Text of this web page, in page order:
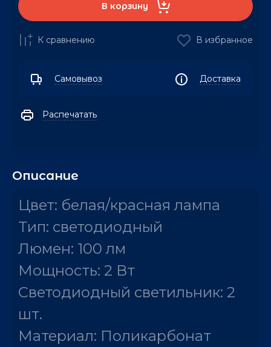
В корзину
К сравнению В избранное
Самовывоз Доставка
Распечатать
Описание
Цвет: белая/красная лампа
Тип: светодиодный
Люмен: 100 лм
Мощность: 2 Вт
Светодиодный светильник: 2
шт.
Материал: Поликарбонат